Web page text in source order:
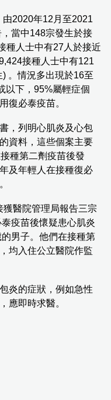
2020年12月至2021
當中148宗發生於接
種人士中有27人於接近
接種人士中有121
。情況多出現於16至
以下，95%屬輕症個
復必泰疫苗。
，列明心肌炎及心包
資料，這些個案主要
種第二劑疫苗後發
及年輕人在接種復必
獲醫院管理局報告三宗
疫苗後懷疑患心肌炎
男子。他們在接種第
均入住公立醫院作監
炎的症狀，例如急性
應即時求醫。